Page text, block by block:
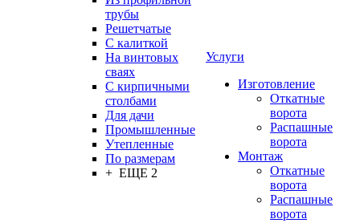
трубы
Решетчатые
С калиткой
На винтовых
сваях
С кирпичными
столбами
Для дачи
Промышленные
Утепленные
По размерам
+ ЕЩЕ 2
Услуги
Изготовление
Откатные
ворота
Распашные
ворота
Монтаж
Откатные
ворота
Распашные
ворота